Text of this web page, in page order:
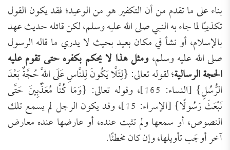
بناء على ما تقدم من أن التكفير هو من الوعيد؛ فقد يكون القول
تكذيبًا لما جاء به النبي صلى الله عليه وسلم، لكن قائله حديث عهد
بالإسلام، أو نشأ في مكان بعيد بحيث لا يدري ما قاله الرسول
صلى الله عليه وسلم،ومثل هذا لا يحكم بكفره حتى تقوم عليه
الحجة الرسالية؛ لقوله تعالى: {لِئَلَّا يَكُونَ لِلنَّاسِ عَلَى اللَّهِ حُجَّةٌ بَعْدَ
الرُّسُلِ} [النساء: 165]، وقوله تعالى: {وَمَا كُنَّا مُعَذِّبِينَ حَتَّى
نَبْعَثَ رَسُولًا} [الإسراء: 15]، وقد يكون الرجل لم يسمع تلك
النصوص، أو سمعها ولم تثبت عنده، أو عارضها عنده معارض
آخر أوجَب تأويلها، وإن كان مخطئًا.